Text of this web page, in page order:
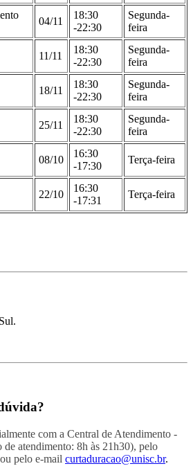
04/11
18:30
-22:30
Segunda-
feira
11/11
18:30
-22:30
Segunda-
feira
18/11
18:30
-22:30
Segunda-
feira
25/11
18:30
-22:30
Segunda-
feira
08/10
16:30
-17:30
Terça-feira
22/10
16:30
-17:31
Terça-feira
com a Central de Atendimento -
atendimento: 8h às 21h30), pelo
pelo e-mail curtaduracao@unisc.br.